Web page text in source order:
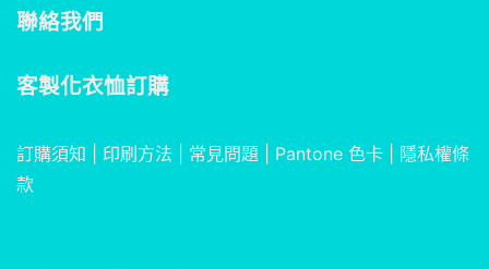
聯絡我們
客製化衣恤訂購
訂購須知 印刷方法 常見問題 Pantone 色卡
隱私權條
款